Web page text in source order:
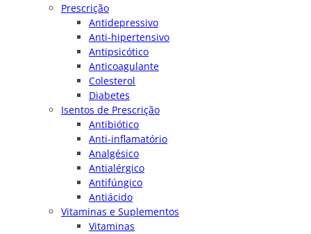
Prescrição
Antidepressivo
Anti-hipertensivo
Antipsicótico
Anticoagulante
Colesterol
Diabetes
Isentos de Prescrição
Antibiótico
Anti-inflamatório
Analgésico
Antialérgico
Antifúngico
Antiácido
Vitaminas e Suplementos
Vitaminas